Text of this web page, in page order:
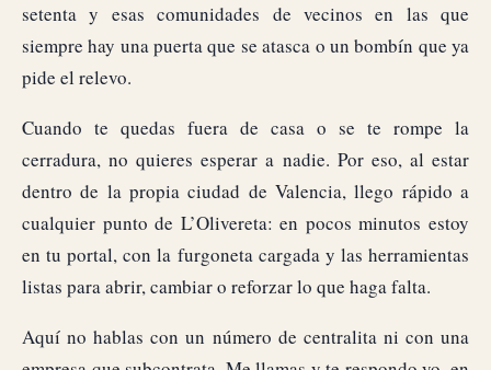
setenta y esas comunidades de vecinos en las que
siempre hay una puerta que se atasca o un bombín que ya
pide el relevo.
Cuando te quedas fuera de casa o se te rompe la
cerradura, no quieres esperar a nadie. Por eso, al estar
dentro de la propia ciudad de Valencia, llego rápido a
cualquier punto de L’Olivereta: en pocos minutos estoy
en tu portal, con la furgoneta cargada y las herramientas
listas para abrir, cambiar o reforzar lo que haga falta.
Aquí no hablas con un número de centralita ni con una